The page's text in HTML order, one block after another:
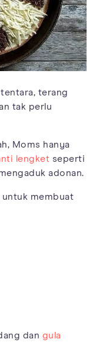
terang
tak perlu
Moms hanya
lengket seperti
adonan.
untuk membuat
dan gula